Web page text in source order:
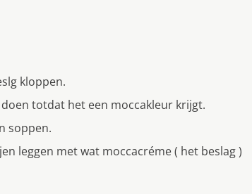
kloppen.
totdat het een moccakleur krijgt.
soppen.
leggen met wat moccacréme ( het beslag )